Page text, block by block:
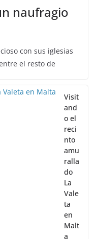
naufragio
con sus iglesias
el resto de
Visit
and
o el
reci
nto
amu
ralla
do
La
Vale
ta
en
Malt
a